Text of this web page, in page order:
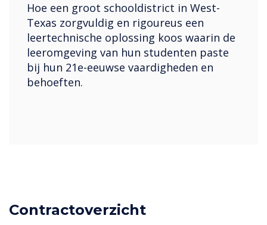
Hoe een groot schooldistrict in West-
Texas zorgvuldig en rigoureus een
leertechnische oplossing koos waarin de
leeromgeving van hun studenten paste
bij hun 21e-eeuwse vaardigheden en
behoeften.
Contractoverzicht